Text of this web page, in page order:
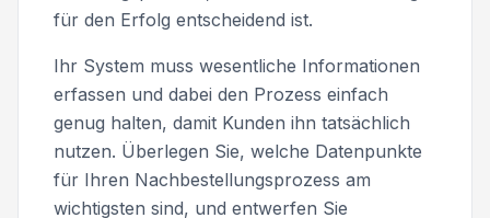
für den Erfolg entscheidend ist.
Ihr System muss wesentliche Informationen
erfassen und dabei den Prozess einfach
genug halten, damit Kunden ihn tatsächlich
nutzen. Überlegen Sie, welche Datenpunkte
für Ihren Nachbestellungsprozess am
wichtigsten sind, und entwerfen Sie